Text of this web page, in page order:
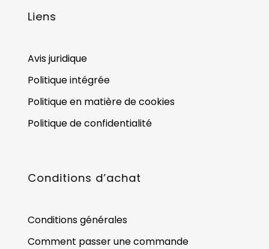
Liens
Avis juridique
Politique intégrée
Politique en matière de cookies
Politique de confidentialité
Conditions d’achat
Conditions générales
Comment passer une commande